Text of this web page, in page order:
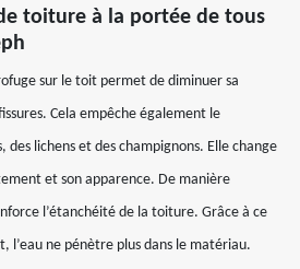
toiture à la portée de tous
sur le toit permet de diminuer sa
Cela empêche également le
des lichens et des champignons. Elle change
et son apparence. De manière
l’étanchéité de la toiture. Grâce à ce
ne pénètre plus dans le matériau.